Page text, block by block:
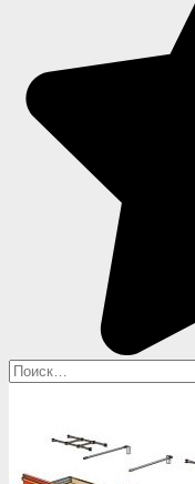
Search
for: